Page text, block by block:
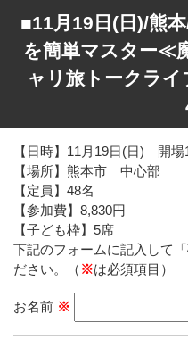
■11月19日(日)/熊
を簡単マスター≪
ャリ旅トークライ
【日時】11月19日(日) 開
【場所】熊本市 中心部
【定員】48名
【参加費】8,830円
【子ども枠】5席
下記のフォームに記入して
ださい。（ ※は必須項目）
お名前 ※